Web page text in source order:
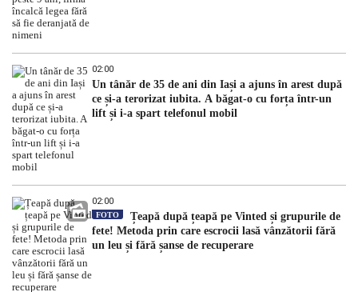
02:00
Un tânăr de 35 de ani din Iași a ajuns în arest după
ce și-a terorizat iubita. A băgat-o cu forța într-un
lift și i-a spart telefonul mobil
02:00
FOTO
Țeapă după țeapă pe Vinted și grupurile de
fete! Metoda prin care escrocii lasă vânzătorii fără
un leu și fără șanse de recuperare